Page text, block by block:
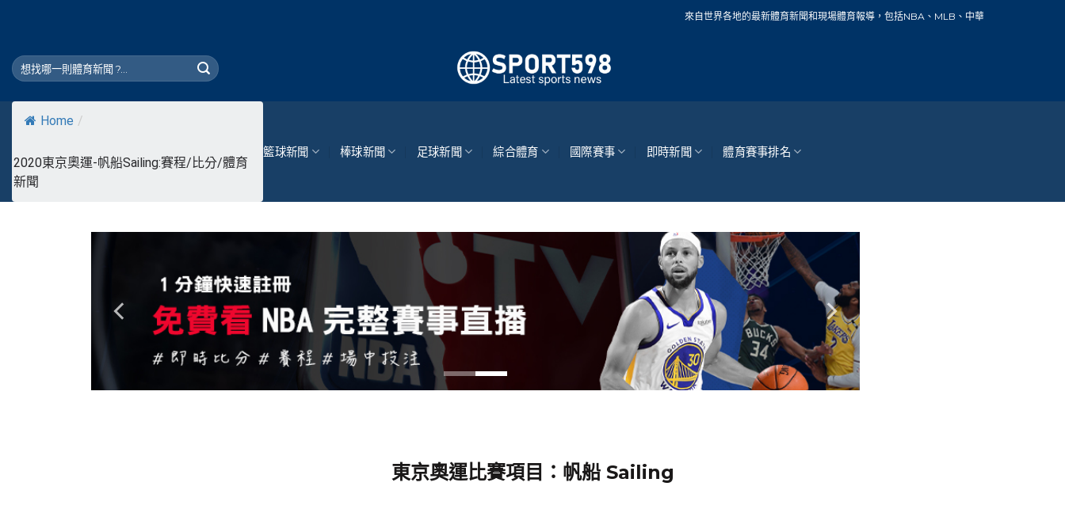
來自世界各地的最新體育新聞和現場體育報導，包括NBA、MLB、中華職棒、籃球、網球、足球、賽車、
Home /
2020東京奧運-帆船Sailing:賽程/比分/體育
新聞
籃球新聞 棒球新聞 足球新聞 綜合體育 國際賽事 即時新聞 體育賽事排名
東京奧運比賽項目：帆船 Sailing